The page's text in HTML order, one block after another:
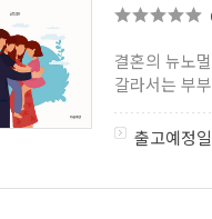
결혼의 뉴노
갈라서는 부
출고예정